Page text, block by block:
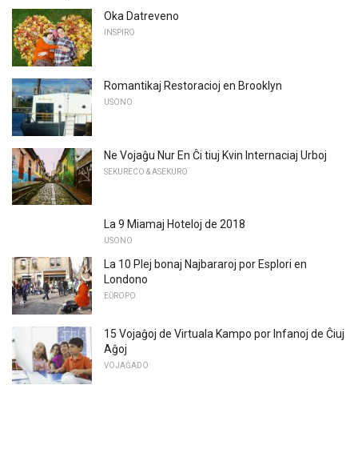
Oka Datreveno
INSPIRO
Romantikaj Restoracioj en Brooklyn
USONO
Ne Vojaĝu Nur En Ĉi tiuj Kvin Internaciaj Urboj
SEKURECO & ASEKURO
La 9 Miamaj Hoteloj de 2018
USONO
La 10 Plej bonaj Najbararoj por Esplori en
Londono
EŬROPO
15 Vojaĝoj de Virtuala Kampo por Infanoj de Ĉiuj
Aĝoj
VOJAĜADO